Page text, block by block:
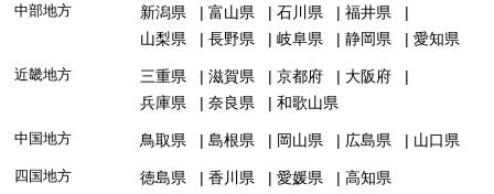
中部地方 新潟県 富山県 石川県
福井県
山梨県
長野県 岐阜県 静岡県 愛知県
近畿地方 三重県 滋賀県 京都府
大阪府
兵庫県
奈良県 和歌山県
中国地方 鳥取県 島根県 岡山県 広島県 山口県
四国地方 徳島県 香川県 愛媛県 高知県